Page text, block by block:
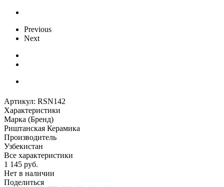
Previous
Next
Артикул: RSN142
Характеристики
Марка (Бренд)
Риштанская Керамика
Производитель
Узбекистан
Все характеристики
1 145 руб.
Нет в наличии
Поделиться